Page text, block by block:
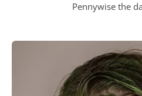
Pennywise the